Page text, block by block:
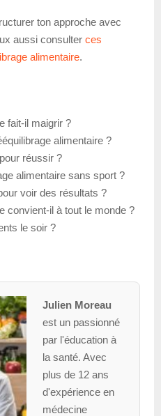
ton approche avec
aussi consulter ces
alimentaire.
fait-il maigrir ?
alimentaire ?
réussir ?
alimentaire sans sport ?
voir des résultats ?
convient-il à tout le monde ?
le soir ?
Julien Moreau
est un passionné
par l'éducation à
la santé. Avec
plus de 12 ans
d'expérience en
médecine